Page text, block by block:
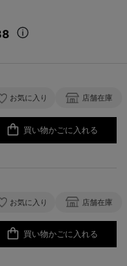
お気に入り 店舗在庫
買い物かごに入れる
お気に入り 店舗在庫
買い物かごに入れる